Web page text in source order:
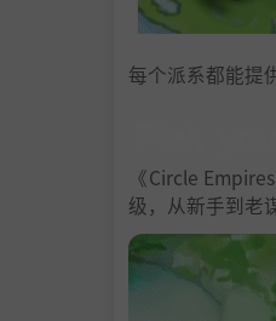
每个派系都能提
《Circle
级，从新手到老